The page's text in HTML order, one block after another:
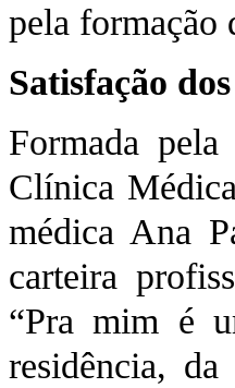
pela formação
Satisfação
Formada
Clínica
médica Ana
carteira
“Pra mim é
residência,